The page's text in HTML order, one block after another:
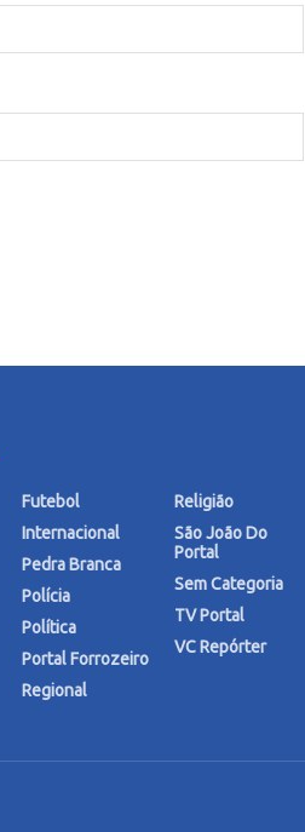
Futebol
Internacional
Pedra Branca
Polícia
Política
Portal Forrozeiro
Regional
Religião
São João Do
Portal
Sem Categoria
TV Portal
VC Repórter